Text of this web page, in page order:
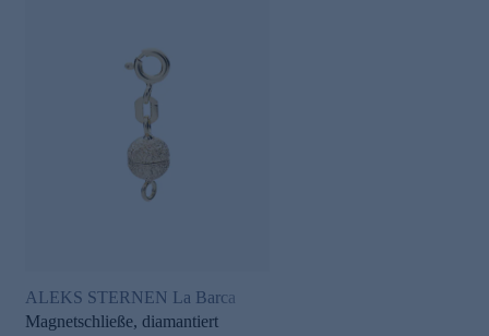
ALEKS STERNEN La Barca
Magnetschließe, diamantiert